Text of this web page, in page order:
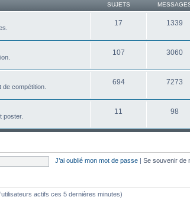
SUJETS
17 1339
107 3060
compétition.
694 7273
poster.
11 98
J’ai oublié mon mot de passe Se souvenir de
actifs ces 5 dernières minutes)